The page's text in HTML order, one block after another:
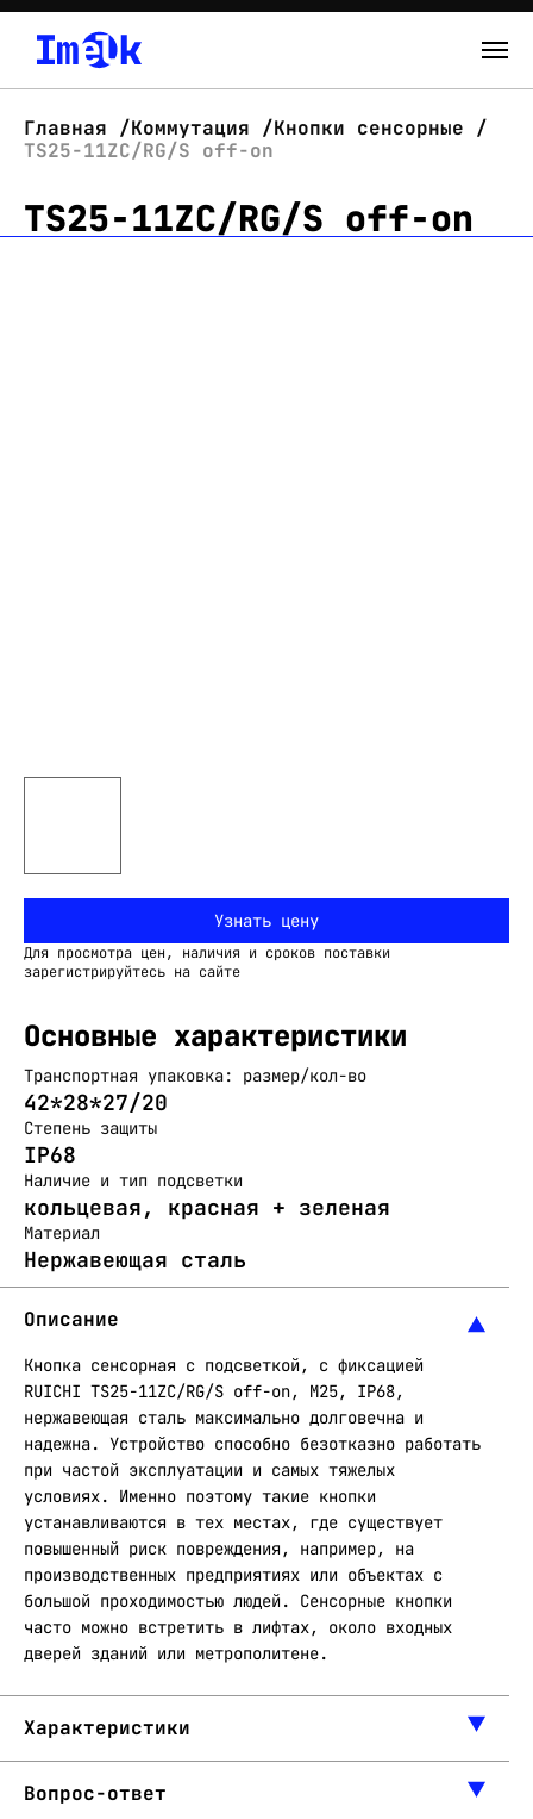
О нас
Новости
Главная Коммутация
Кнопки сенсорные
TS25-11ZC/RG/S off-on
TS25-11ZC/RG/S off-on
Узнать цену
Для просмотра цен, наличия и сроков поставки
зарегистрируйтесь на сайте
Основные характеристики
Транспортная упаковка: размер/кол-во
42*28*27/20
Степень защиты
IP68
Наличие и тип подсветки
кольцевая, красная + зеленая
Материал
Нержавеющая сталь
Описание
Кнопка сенсорная с подсветкой, с фиксацией
RUICHI TS25-11ZC/RG/S off-on, М25, IP68,
нержавеющая сталь максимально долговечна и
надежна. Устройство способно безотказно работать
при частой эксплуатации и самых тяжелых
условиях. Именно поэтому такие кнопки
устанавливаются в тех местах, где существует
повышенный риск повреждения, например, на
производственных предприятиях или объектах с
большой проходимостью людей. Сенсорные кнопки
часто можно встретить в лифтах, около входных
дверей зданий или метрополитене.
Характеристики
Вопрос-ответ